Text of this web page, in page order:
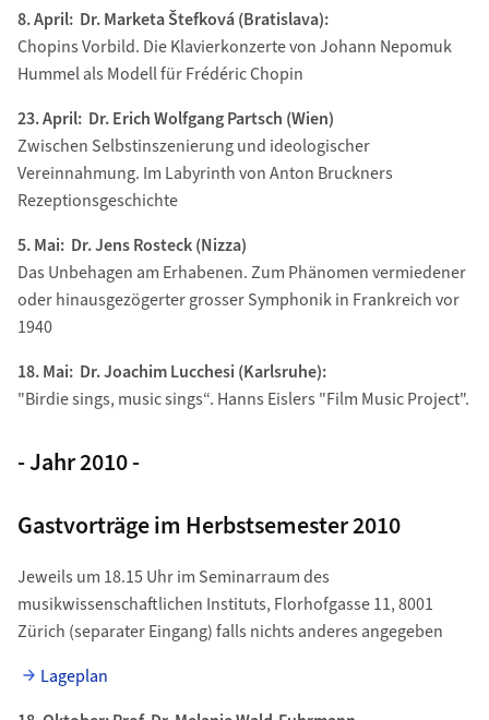
8. April: Dr. Marketa Štefková (Bratislava):
Chopins Vorbild. Die Klavierkonzerte von Johann Nepomuk
Hummel als Modell für Frédéric Chopin
23. April: Dr. Erich Wolfgang Partsch (Wien)
Zwischen Selbstinszenierung und ideologischer
Vereinnahmung. Im Labyrinth von Anton Bruckners
Rezeptionsgeschichte
5. Mai: Dr. Jens Rosteck (Nizza)
Das Unbehagen am Erhabenen. Zum Phänomen vermiedener
oder hinausgezögerter grosser Symphonik in Frankreich vor
1940
18. Mai: Dr. Joachim Lucchesi (Karlsruhe):
"Birdie sings, music sings“. Hanns Eislers "Film Music Project".
- Jahr 2010 -
Gastvorträge im Herbstsemester 2010
Jeweils um 18.15 Uhr im Seminarraum des
musikwissenschaftlichen Instituts, Florhofgasse 11, 8001
Zürich (separater Eingang) falls nichts anderes angegeben
Lageplan